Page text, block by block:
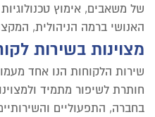
של משאבים, אימוץ
האנושי ברמה הניהולית,
מצוינות בשירות
שירות הלקוחות הנו אחד
חותרת לשיפור מתמיד
בחברה, התפעוליים